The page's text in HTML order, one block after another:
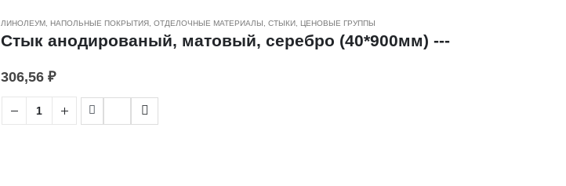
ЛИНОЛЕУМ, НАПОЛЬНЫЕ ПОКРЫТИЯ, ОТДЕЛОЧНЫЕ МАТЕРИАЛЫ, СТЫКИ, ЦЕНОВЫЕ ГРУППЫ
Стык анодированый, матовый, серебро (40*900мм) ---
306,56 ₽